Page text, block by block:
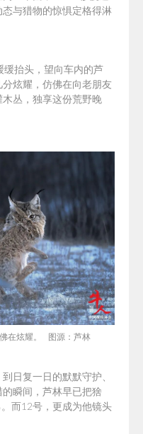
与猎物的惊惧定格得淋
缓抬头，望向车内的芦
炫耀，仿佛在向老朋友
丛，独享这份荒野晚
在炫耀。 图源：芦林
日复一日的默默守护、
瞬间，芦林早已把猞
而12号，更成为他镜头